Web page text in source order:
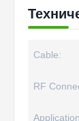
Cable:
RF